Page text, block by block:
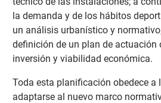
la demanda y de los hábitos
un análisis urbanístico y
definición de un plan de actuación
inversión y viabilidad económica.
Toda esta planificación obedece a
adaptarse al nuevo marco